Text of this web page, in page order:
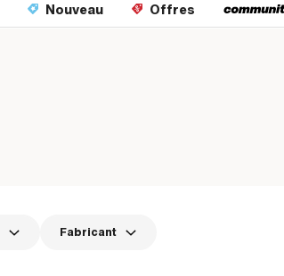
Nouveau Offres
Fabricant